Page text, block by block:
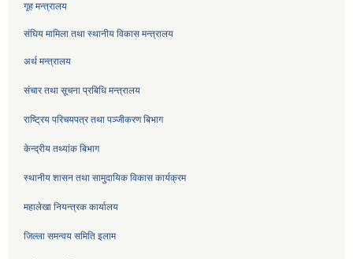
गृह मन्त्रालय
संघिय मामिला तथा स्थानीय विकास मन्त्रालय
अर्थ मन्त्रालय
संचार तथा सूचना प्रबिधि मन्त्रालय
राष्ट्रिय परिचयपत्र तथा पञ्जीकरण बिभाग
केन्द्रीय तथ्यांक बिभाग
स्थानीय शासन तथा सामुदायिक विकास कार्यक्रम
महालेखा नियन्त्रक कार्यालय
जिल्ला समन्वय समिति इलाम